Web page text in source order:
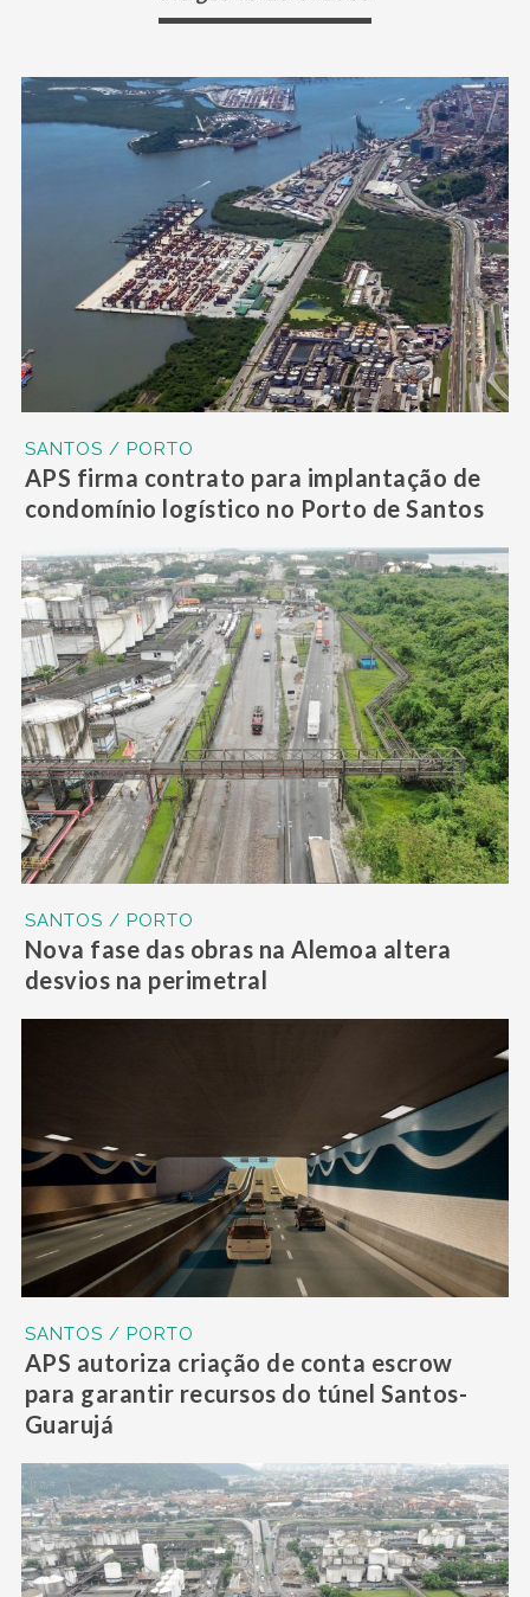
SANTOS / PORTO
APS firma contrato para implantação de
condomínio logístico no Porto de Santos
SANTOS / PORTO
Nova fase das obras na Alemoa altera
desvios na perimetral
SANTOS / PORTO
APS autoriza criação de conta escrow
para garantir recursos do túnel Santos-
Guarujá